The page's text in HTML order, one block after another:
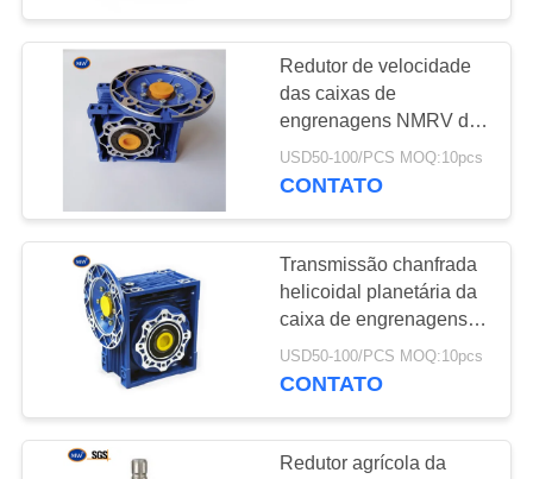
Peças do transporte
Engrenagens e
pinhões
140
Redutor de velocidade
das caixas de
engrenagens NMRV da
transmissão
USD50-100/PCS MOQ:10pcs
CONTATO
Transmissão chanfrada
helicoidal planetária da
caixa de engrenagens
do redutor de velocidade
do sem-fim
USD50-100/PCS MOQ:10pcs
CONTATO
Redutor agrícola da